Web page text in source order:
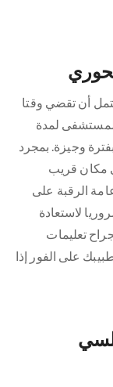
أن تقضي وقتا
لمدة
وجيزة. بمجرد
مكان قريب
ستساعد دعامة الرقبة على
لاستعادة
تعليمات
على الفور إذا